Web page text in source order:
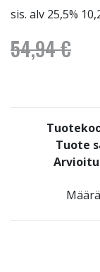
sis. alv 25,5%
54,94 €
Tuote
Määrä